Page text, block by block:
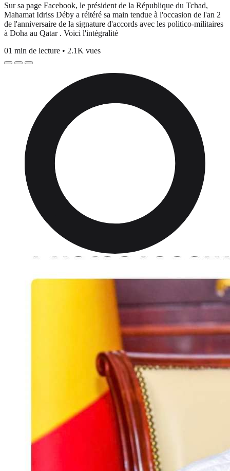
Sur sa page Facebook, le président de la République du Tchad,
Mahamat Idriss Déby a réitéré sa main tendue à l'occasion de l'an 2
de l'anniversaire de la signature d'accords avec les politico-militaires
à Doha au Qatar . Voici l'intégralité
01 min de lecture • 2.1K vues